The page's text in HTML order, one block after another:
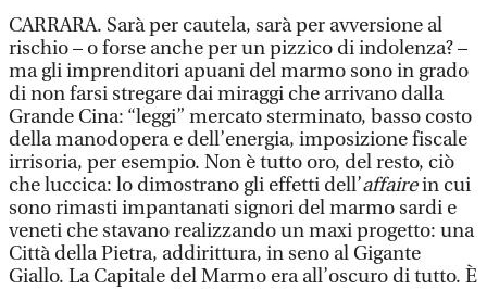
CARRARA. Sarà per cautela, sarà per avversione al
rischio – o forse anche per un pizzico di indolenza? –
ma gli imprenditori apuani del marmo sono in grado
di non farsi stregare dai miraggi che arrivano dalla
Grande Cina: “leggi” mercato sterminato, basso costo
della manodopera e dell’energia, imposizione fiscale
irrisoria, per esempio. Non è tutto oro, del resto, ciò
che luccica: lo dimostrano gli effetti dell’affairein cui
sono rimasti impantanati signori del marmo sardi e
veneti che stavano realizzando un maxi progetto: una
Città della Pietra, addirittura, in seno al Gigante
Giallo. La Capitale del Marmo era all’oscuro di tutto. È